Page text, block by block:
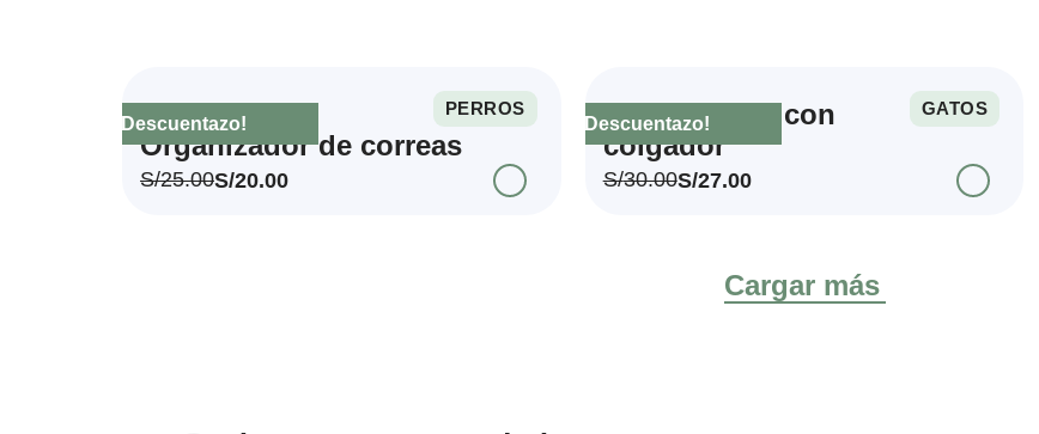
¡Descuentazo!
PERROS
Organizador de correas
S/25.00S/20.00
¡Descuentazo!
GATOS
Porta bolsas con
colgador
S/30.00S/27.00
Cargar más